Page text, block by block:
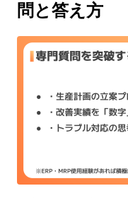
問と答え方